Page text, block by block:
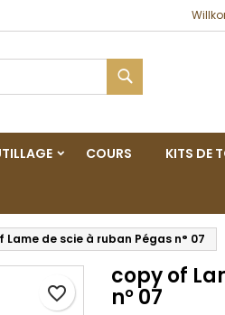
COURS KITS DE
Lame de scie à ruban Pégas n° 07
copy of
n° 07
favorite_border
Wunschliste hinzufügen